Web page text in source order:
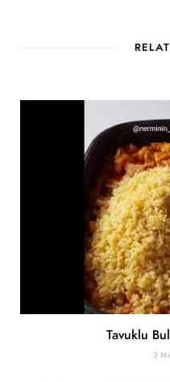
Tavuklu
3